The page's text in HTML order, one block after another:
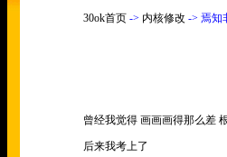
30ok首页 -> 内核修改 -> 焉知
曾经我觉得 画画画得那么差
后来我考上了